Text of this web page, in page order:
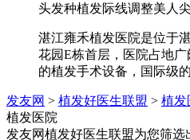
头发种植发际线调整美人
湛江雍禾植发医院是位于
花园E栋首层，医院占地
的植发手术设备，国际级
发友网 > 植发好医生联盟 > 植发
植发医院
发友网植发好医生联盟为您筛